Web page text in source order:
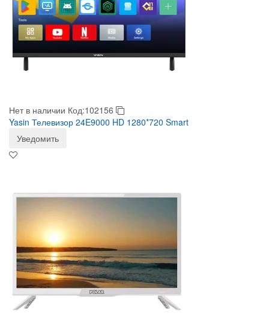
Нет в наличии Код:102156
Yasin Телевизор 24E9000 HD 1280*720 Smart
Уведомить